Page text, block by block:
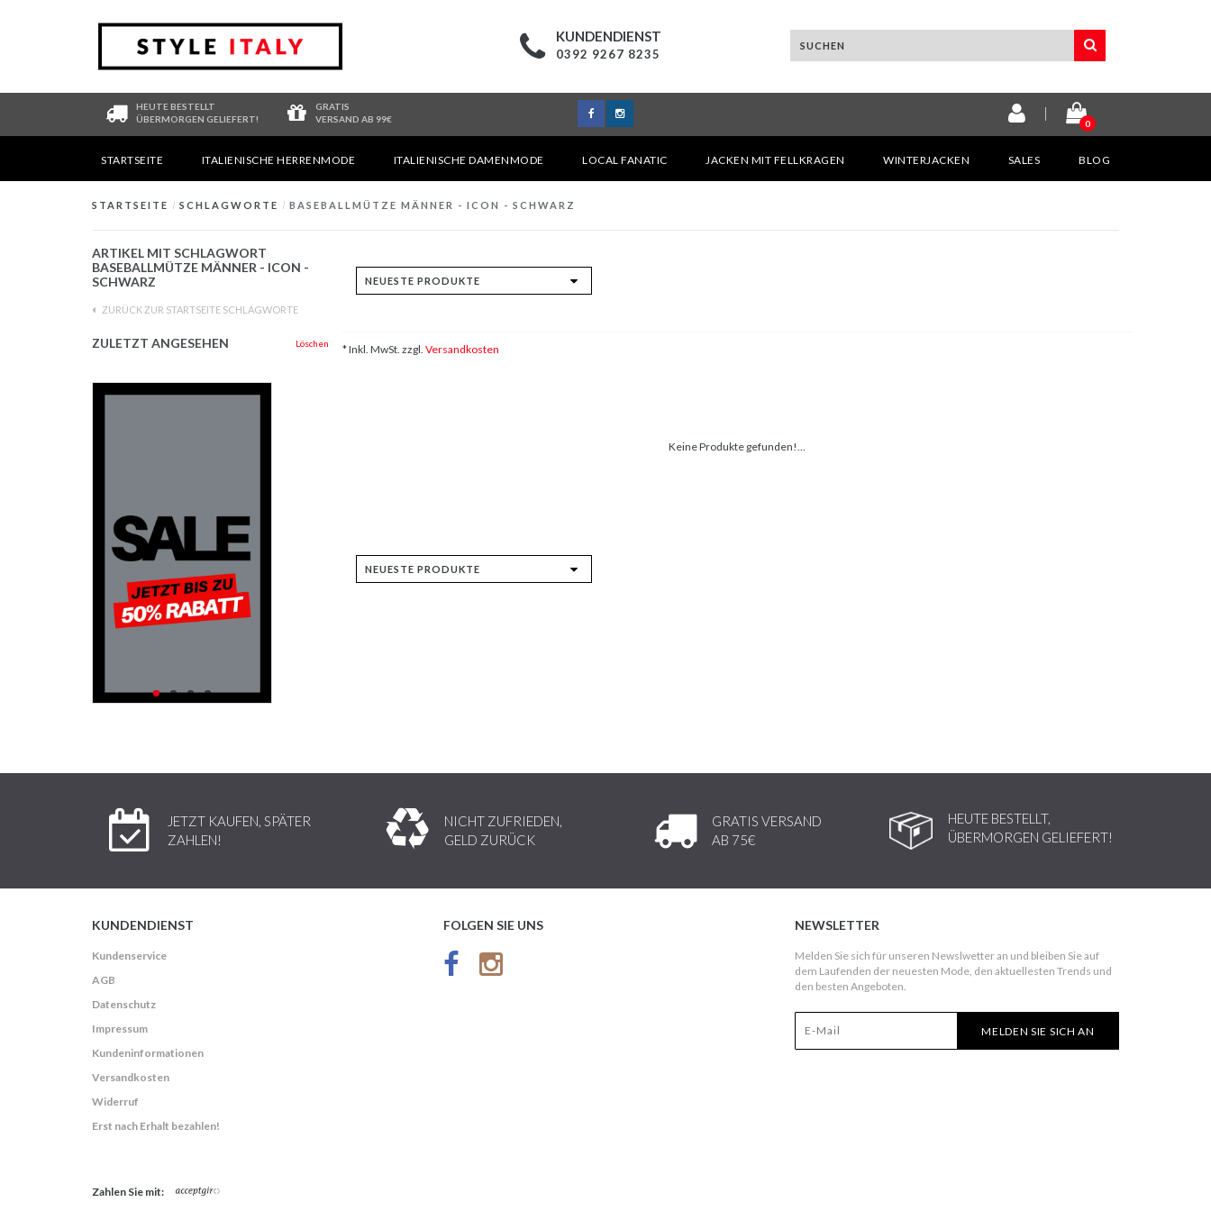
KUNDENDIENST
0392 9267 8235
HEUTE BESTELLT
ÜBERMORGEN GELIEFERT!
GRATIS
VERSAND AB 99€
0
STARTSEITE ITALIENISCHE HERRENMODE ITALIENISCHE DAMENMODE LOCAL FANATIC JACKEN MIT FELLKRAGEN WINTERJACKEN SALES BLOG
STARTSEITE / SCHLAGWORTE / BASEBALLMÜTZE MÄNNER - ICON - SCHWARZ
ARTIKEL MIT SCHLAGWORT
BASEBALLMÜTZE MÄNNER - ICON -
SCHWARZ
ZURÜCK ZUR STARTSEITE SCHLAGWORTE
ZULETZT ANGESEHEN Löschen * Inkl. MwSt. zzgl. Versandkosten
Keine Produkte gefunden!...
JETZT KAUFEN, SPÄTER
ZAHLEN!
NICHT ZUFRIEDEN,
GELD ZURÜCK
GRATIS VERSAND
AB 75€
HEUTE BESTELLT,
ÜBERMORGEN GELIEFERT!
KUNDENDIENST
Kundenservice
AGB
Datenschutz
Impressum
Kundeninformationen
Versandkosten
Widerruf
Erst nach Erhalt bezahlen!
FOLGEN SIE UNS NEWSLETTER
Melden Sie sich für unseren Newslwetter an und bleiben Sie auf
dem Laufenden der neuesten Mode, den aktuellesten Trends und
den besten Angeboten.
MELDEN SIE SICH AN
Zahlen Sie mit: